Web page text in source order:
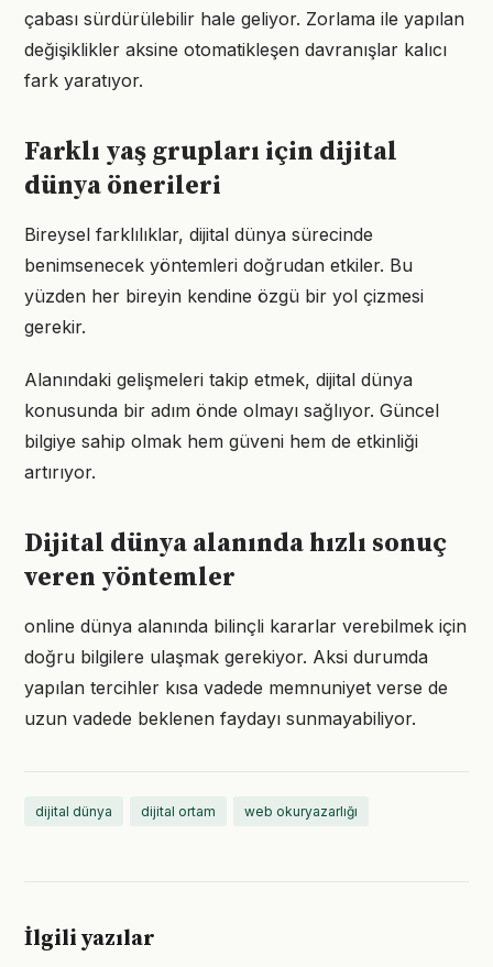
çabası sürdürülebilir hale geliyor. Zorlama ile yapılan
değişiklikler aksine otomatikleşen davranışlar kalıcı
fark yaratıyor.
Farklı yaş grupları için dijital
dünya önerileri
Bireysel farklılıklar, dijital dünya sürecinde
benimsenecek yöntemleri doğrudan etkiler. Bu
yüzden her bireyin kendine özgü bir yol çizmesi
gerekir.
Alanındaki gelişmeleri takip etmek, dijital dünya
konusunda bir adım önde olmayı sağlıyor. Güncel
bilgiye sahip olmak hem güveni hem de etkinliği
artırıyor.
Dijital dünya alanında hızlı sonuç
veren yöntemler
online dünya alanında bilinçli kararlar verebilmek için
doğru bilgilere ulaşmak gerekiyor. Aksi durumda
yapılan tercihler kısa vadede memnuniyet verse de
uzun vadede beklenen faydayı sunmayabiliyor.
dijital dünya dijital ortam web okuryazarlığı
İlgili yazılar